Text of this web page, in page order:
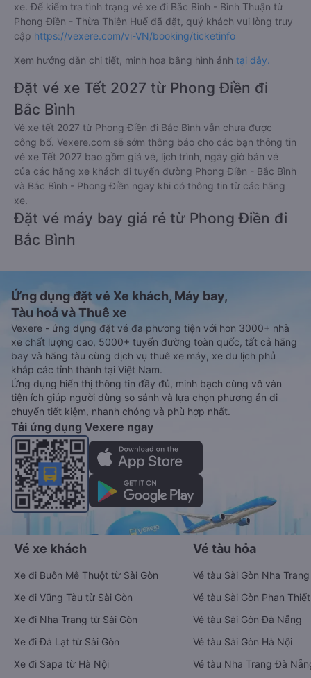
xe. Để kiểm tra tình trạng vé xe đi Bắc Bình - Bình Thuận từ
Phong Điền - Thừa Thiên Huế đã đặt, quý khách vui lòng truy
cập https://vexere.com/vi-VN/booking/ticketinfo
Xem hướng dẫn chi tiết, minh họa bằng hình ảnh tại đây.
Đặt vé xe Tết 2027 từ Phong Điền đi
Bắc Bình
Vé xe tết 2027 từ Phong Điền đi Bắc Bình vẫn chưa được
công bố. Vexere.com sẽ sớm thông báo cho các bạn thông tin
vé xe Tết 2027 bao gồm giá vé, lịch trình, ngày giờ bán vé
của các hãng xe khách đi tuyến đường Phong Điền - Bắc Bình
và Bắc Bình - Phong Điền ngay khi có thông tin từ các hãng
xe.
Đặt vé máy bay giá rẻ từ Phong Điền đi
Bắc Bình
Ứng dụng đặt vé Xe khách, Máy bay,
Tàu hoả và Thuê xe
Vexere - ứng dụng đặt vé đa phương tiện với hơn 3000+ nhà
xe chất lượng cao, 5000+ tuyến đường toàn quốc, tất cả hãng
bay và hãng tàu cùng dịch vụ thuê xe máy, xe du lịch phủ
khắp các tỉnh thành tại Việt Nam.
Ứng dụng hiển thị thông tin đầy đủ, minh bạch cùng vô vàn
tiện ích giúp người dùng so sánh và lựa chọn phương án di
chuyển tiết kiệm, nhanh chóng và phù hợp nhất.
Tải ứng dụng Vexere ngay
Vé xe khách
Xe đi Buôn Mê Thuột từ Sài Gòn
Xe đi Vũng Tàu từ Sài Gòn
Xe đi Nha Trang từ Sài Gòn
Xe đi Đà Lạt từ Sài Gòn
Xe đi Sapa từ Hà Nội
Vé tàu hỏa
Vé tàu Sài Gòn Nha Trang
Vé tàu Sài Gòn Phan Thiết
Vé tàu Sài Gòn Đà Nẵng
Vé tàu Sài Gòn Hà Nội
Vé tàu Nha Trang Đà